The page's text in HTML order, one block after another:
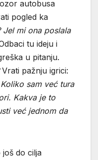
autobusa
pogled ka
Jel mi ona poslala
tu ideju i
u pitanju.
Vrati pažnju igrici:
sam već tura
Kakva je to
već jednom da
do cilja